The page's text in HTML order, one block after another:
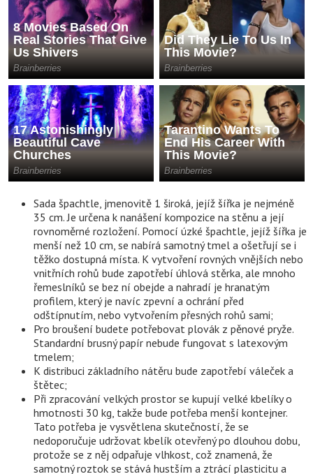
Sada špachtle, jmenovitě 1 široká, jejíž šířka je nejméně
35 cm. Je určena k nanášení kompozice na stěnu a její
rovnoměrné rozložení. Pomocí úzké špachtle, jejíž šířka je
menší než 10 cm, se nabírá samotný tmel a ošetřují se i
těžko dostupná místa. K vytvoření rovných vnějších nebo
vnitřních rohů bude zapotřebí úhlová stěrka, ale mnoho
řemeslníků se bez ní obejde a nahradí je hranatým
profilem, který je navíc zpevní a ochrání před
odštípnutím, nebo vytvořením přesných rohů sami;
Pro broušení budete potřebovat plovák z pěnové pryže.
Standardní brusný papír nebude fungovat s latexovým
tmelem;
K distribuci základního nátěru bude zapotřebí váleček a
štětec;
Při zpracování velkých prostor se kupují velké kbelíky o
hmotnosti 30 kg, takže bude potřeba menší kontejner.
Tato potřeba je vysvětlena skutečností, že se
nedoporučuje udržovat kbelík otevřený po dlouhou dobu,
protože se z něj odpařuje vlhkost, což znamená, že
samotný roztok se stává hustším a ztrácí plasticitu a